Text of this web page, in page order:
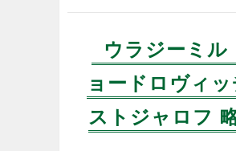
ウラジーミル
ョードロヴィッ
ストジャロフ